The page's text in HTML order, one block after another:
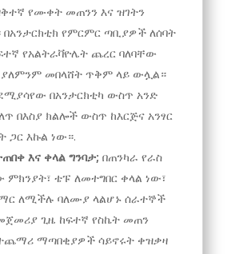
የሙቀት መጠንን እና ዝገትን
የምርምር ጣቢያዎች ለሰባት
የአልትራቫዮሌት ጨረር ባለባቸው
መበላሸት ጥቅም ላይ ውሏል።
በአንታርክቲካ ውስጥ አንድ
በእስያ ክልሎች ውስጥ ከእርጅና አንፃር
ጋር እኩል ነው።.
እና ቀላል ግንባታ; በጠንካራ የራስ
ቴፑ ለመተግበር ቀላል ነው፣
ለሚችሉ ባለሙያ ላልሆኑ ሰራተኞች
ጊዜ ከፍተኛ የስኬት መጠን
ማጣበቂያዎች ሳይኖሩት ቀዝቃዛ